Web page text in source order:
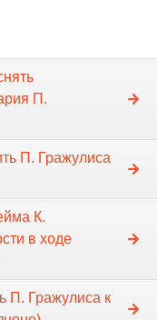
П.
П. Гражулиса
К.
в ходе
П. Гражулиса к